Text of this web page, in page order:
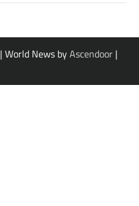
| World News byAscendoor |